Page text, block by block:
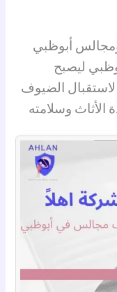
أبوظبي
ليصبح
لاستقبال الضيوف
الأثاث وسلامته